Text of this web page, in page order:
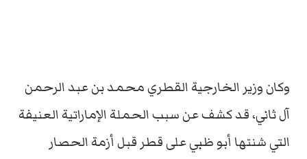
وكان وزير الخارجية القطري محمد بن عبد الرحمن
آل ثاني، قد كشف عن سبب الحملة الإماراتية العنيفة
التي شنتها أبو ظبي على قطر قبل أزمة الحصار